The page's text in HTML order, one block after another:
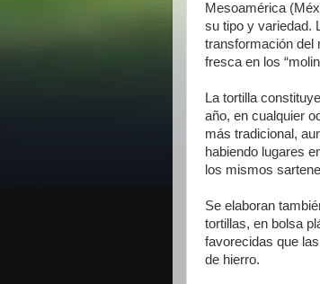
Mesoamérica
su tipo y variedad.
transformación del
fresca en los
La tortilla
año, en cualquier
más tradicional,
habiendo lugares
los mismos
Se elaboran
tortillas, en bolsa
favorecidas que
de hierro.